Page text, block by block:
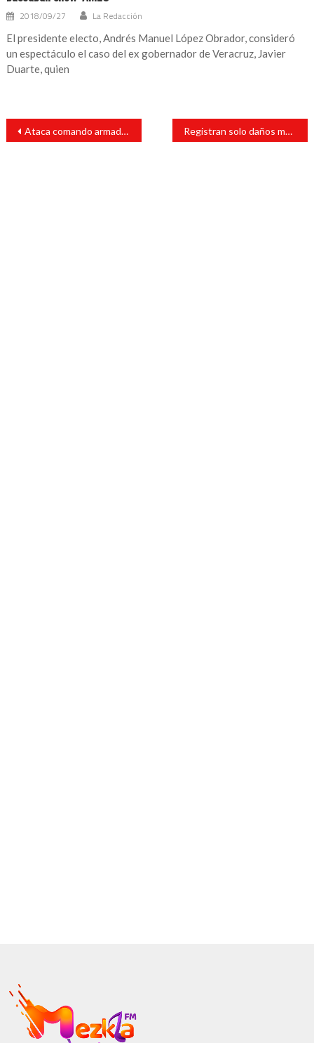
2018/09/27 La Redacción
El presidente electo, Andrés Manuel López Obrador, consideró
un espectáculo el caso del ex gobernador de Veracruz, Javier
Duarte, quien
Navegación
entradas
Ataca comando armado a familia en Tecolutla; muere un niño Registran solo daños materiales en percance vial en el Fovissste